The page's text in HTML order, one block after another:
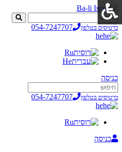
כרטיסים בטלפון
054-7247707
he
Ru
He
כניסה
כרטיסים בטלפון
054-7247707
he
Ru
כניסה